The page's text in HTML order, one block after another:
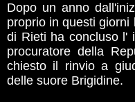
Dopo un anno
proprio in questi
di Rieti ha concluso l'
procuratore della
chiesto il rinvio a
delle suore Brigidine.